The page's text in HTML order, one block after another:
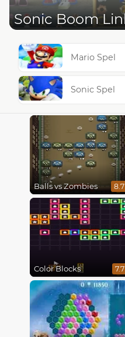
Mario Spel
Sonic Spel
Balls vs Zombies 8.7
Color Blocks 7.7